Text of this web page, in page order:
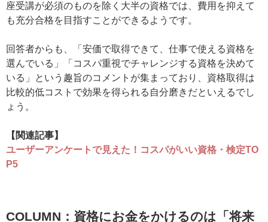
座受講が必須のものを除く大半の資格では、費用を抑えて
も充分合格を目指すことができるようです。
回答者からも、「安価で取得できて、仕事で使える資格を
選んでいる」「コスパ重視でチャレンジする資格を決めて
いる」という趣旨のコメントが集まっており、資格取得は
比較的低コストで効果を得られる自分磨きだといえるでし
ょう。
【関連記事】
ユーザーアンケートで見えた！コスパがいい資格・検定TO
P5
COLUMN：資格にお金をかけるのは「将来